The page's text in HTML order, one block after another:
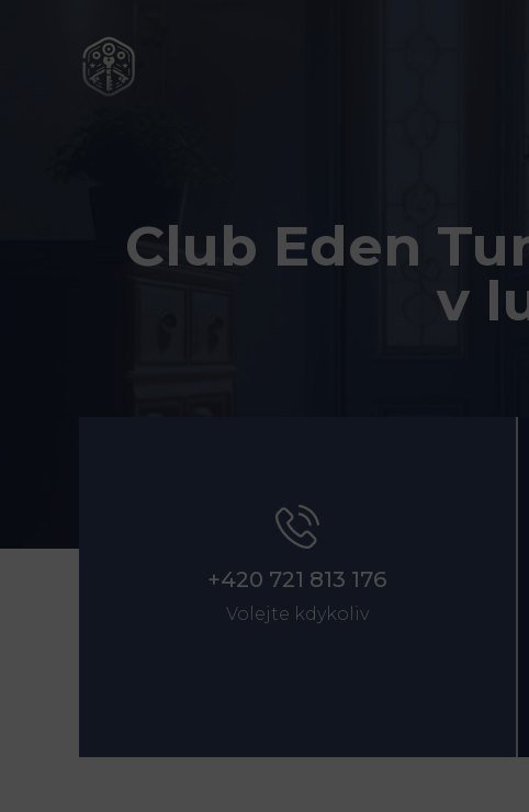
Club Eden
v
+420 721 813 176
Volejte kdykoliv